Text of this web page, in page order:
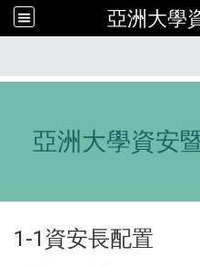
亞洲大學
亞洲大學資安
1-1資安長配置